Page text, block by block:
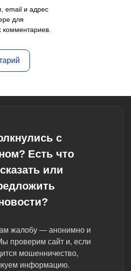
email и адрес
для
с
Есть что
или
жалобу — анонимно и
проверим сайт и, если
мошенничество,
информацию.